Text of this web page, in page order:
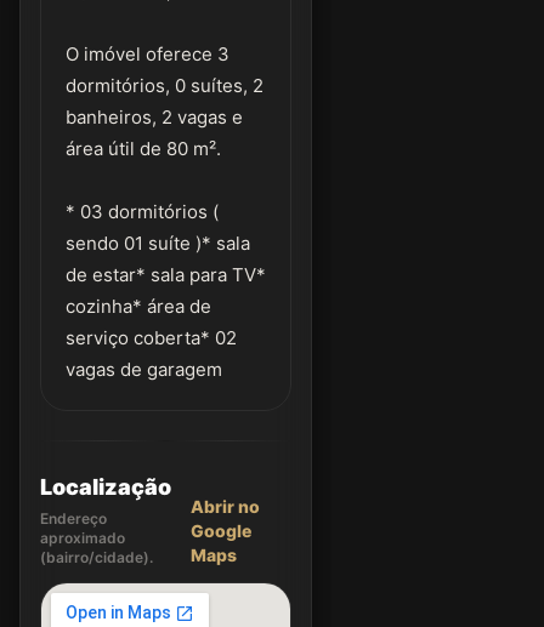
O imóvel oferece 3
dormitórios, 0 suítes, 2
banheiros, 2 vagas e
área útil de 80 m².
* 03 dormitórios (
sendo 01 suíte )* sala
de estar* sala para TV*
cozinha* área de
serviço coberta* 02
vagas de garagem
Localização
Endereço
aproximado
(bairro/cidade).
Abrir no
Google
Maps